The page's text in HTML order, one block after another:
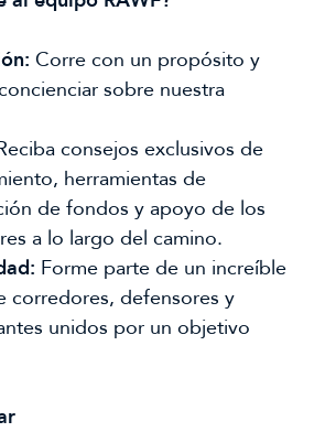
Corre con un propósito y
sobre nuestra
consejos exclusivos de
herramientas de
de fondos y apoyo de los
a lo largo del camino.
Forme parte de un increíble
corredores, defensores y
unidos por un objetivo